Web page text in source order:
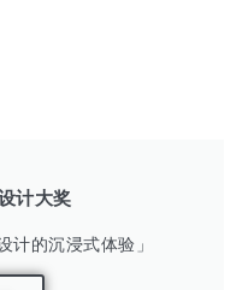
计大奖
的沉浸式体验」